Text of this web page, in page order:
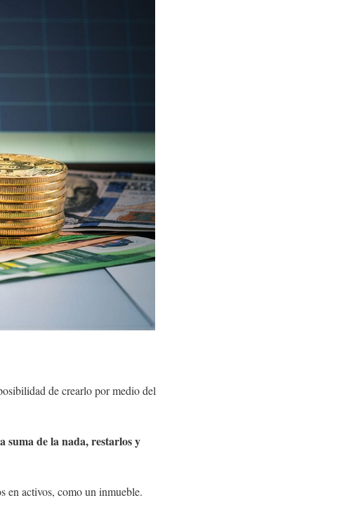
de crearlo por medio del
suma de la nada, restarlos y
en activos, como un inmueble.